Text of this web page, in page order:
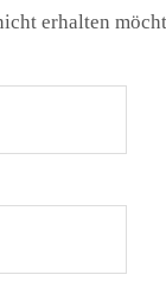
erhalten